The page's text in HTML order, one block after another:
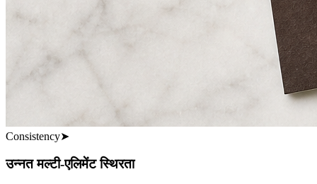
Consistency➤
उन्नत मल्टी-एलिमेंट स्थिरता